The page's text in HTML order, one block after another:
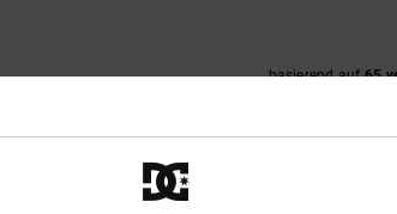
basierend auf65